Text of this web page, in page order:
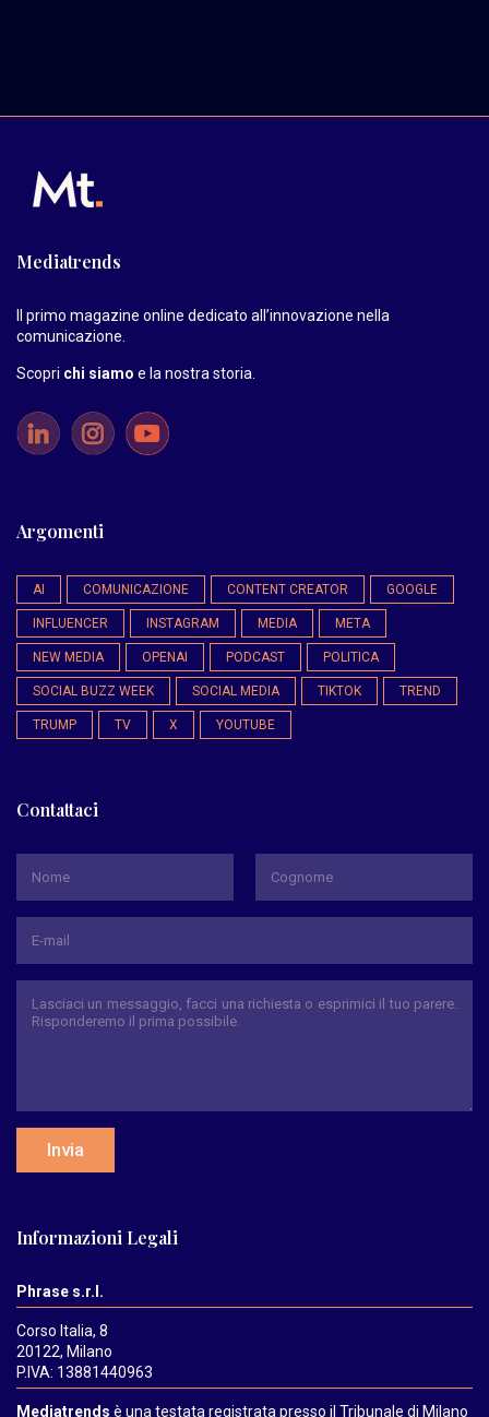
Mediatrends
Il primo magazine online dedicato all’innovazione nella
comunicazione.
Scopri chi siamo e la nostra storia
Argomenti
AI COMUNICAZIONE CONTENT CREATOR GOOGLE
INFLUENCER INSTAGRAM MEDIA META
NEW MEDIA OPENAI PODCAST POLITICA
SOCIAL BUZZ WEEK SOCIAL MEDIA TIKTOK TREND
TRUMP TV X YOUTUBE
Contattaci
Invia
Informazioni Legali
Phrase s.r.l.
Corso Italia, 8
20122, Milano
P.IVA: 13881440963
Mediatrends è una testata registrata presso il Tribunale di Milano